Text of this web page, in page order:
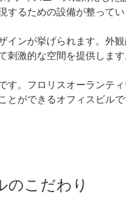
るための設備が整って
インが挙げられます。外
激的な空間を提供します
す。フロリスオーランテ
ができるオフィスビル
のこだわり